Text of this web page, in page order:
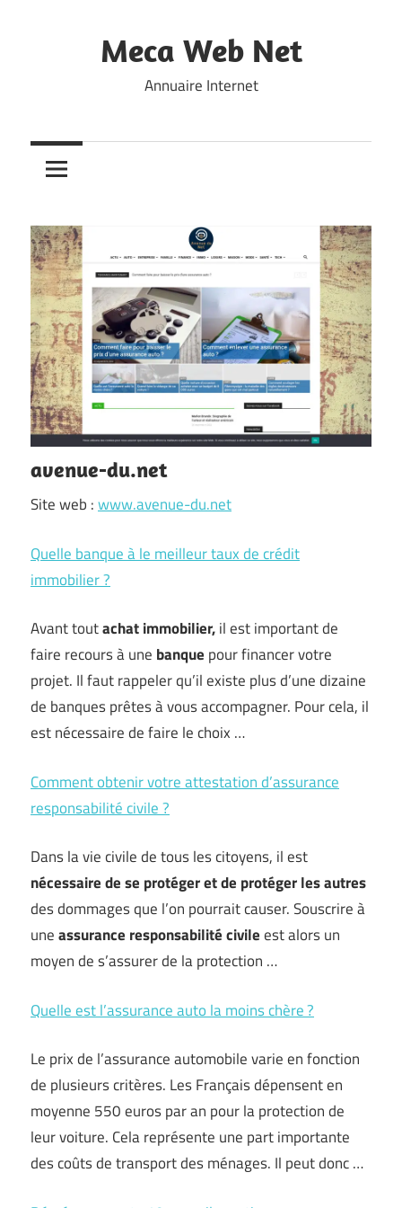
Meca Web Net
Annuaire Internet
avenue-du.net
Site web :www.avenue-du.net
Quelle banque à le meilleur taux de crédit
immobilier ?
Avant toutachat immobilier,il est important de
faire recours à une banque pour financer votre
projet. Il faut rappeler qu’il existe plus d’une dizaine
de banques prêtes à vous accompagner. Pour cela, il
est nécessaire de faire le choix …
Comment obtenir votre attestation d’assurance
responsabilité civile ?
Dans la vie civile de tous les citoyens, il est
nécessaire de se protéger et de protéger les autres
des dommages que l’on pourrait causer. Souscrire à
uneassurance responsabilité civileest alors un
moyen de s’assurer de la protection …
Quelle est l’assurance auto la moins chère ?
Le prix de l’assurance automobile varie en fonction
de plusieurs critères. Les Français dépensent en
moyenne 550 euros par an pour la protection de
leur voiture. Cela représente une part importante
des coûts de transport des ménages. Il peut donc …